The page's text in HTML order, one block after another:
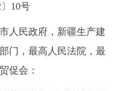
10号
人民政府，新疆生产建
门，最高人民法院，最
促会：